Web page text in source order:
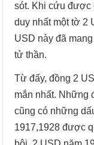
sót. Khi cứu được
duy nhất một tờ 2
USD này đã
tử thần.
Từ đấy, đồng 2
mắn nhất. Những
cũng có những
1917,1928 được